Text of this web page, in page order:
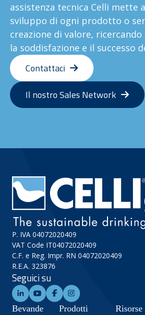
assistenza tecnica Celli mette
sviluppo di ogni prodotto o
creazione di valore,
la soddisfazione e il successo
Contattaci
Il nostro Sales Network
P. IVA 04072020409
VAT Code IT04072020409
C.F. e Reg. Impr. RN 04072020409
R.E.A. 323876
Seguici su
Bevande Prodotti Risorse